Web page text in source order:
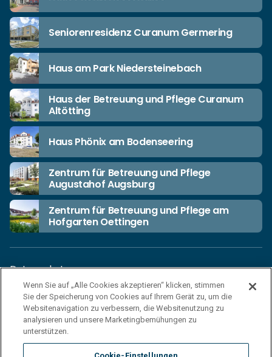
Seniorenresidenz Curanum Germering
Haus am Park Niedersteinebach
Haus der Betreuung und Pflege Curanum
Altötting
Haus Phönix am Bodenseering
Zentrum für Betreuung und Pflege
Augustahof Augsburg
Zentrum für Betreuung und Pflege am
Hofgarten Oettingen
Datenschutz
Unsere Netiquette
Einkaufsbedingungen
Haftungsausschluss
Impressum
Wenn Sie auf „Alle Cookies akzeptieren“ klicken, stimmen
Sie der Speicherung von Cookies auf Ihrem Gerät zu, um die
Websitenavigation zu verbessern, die Websitenutzung zu
analysieren und unsere Marketingbemühungen zu
unterstützen.